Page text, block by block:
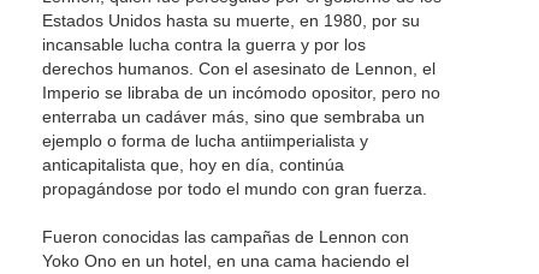
Estados Unidos hasta su muerte, en 1980, por su
incansable lucha contra la guerra y por los
derechos humanos. Con el asesinato de Lennon, el
Imperio se libraba de un incómodo opositor, pero no
enterraba un cadáver más, sino que sembraba un
ejemplo o forma de lucha antiimperialista y
anticapitalista que, hoy en día, continúa
propagándose por todo el mundo con gran fuerza.
Fueron conocidas las campañas de Lennon con
Yoko Ono en un hotel, en una cama haciendo el